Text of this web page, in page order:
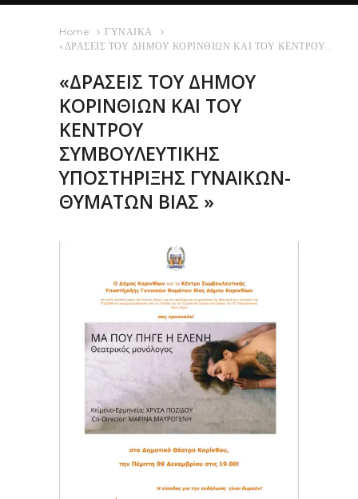
Home
ΓΥΝΑΙΚΑ
«ΔΡΑΣΕΙΣ ΤΟΥ ΔΗΜΟΥ ΚΟΡΙΝΘΙΩΝ ΚΑΙ ΤΟΥ ΚΕΝΤΡΟΥ...
«ΔΡΑΣΕΙΣ ΤΟΥ ΔΗΜΟΥ
ΚΟΡΙΝΘΙΩΝ ΚΑΙ ΤΟΥ
ΚΕΝΤΡΟΥ
ΣΥΜΒΟΥΛΕΥΤΙΚΗΣ
ΥΠΟΣΤΗΡΙΞΗΣ ΓΥΝΑΙΚΩΝ-
ΘΥΜΑΤΩΝ ΒΙΑΣ »